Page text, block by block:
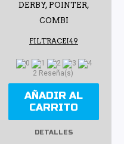
DERBY, POINTER,
COMBI
FILTRACEI49
2 Reseña(s)
AÑADIR AL
CARRITO
DETALLES